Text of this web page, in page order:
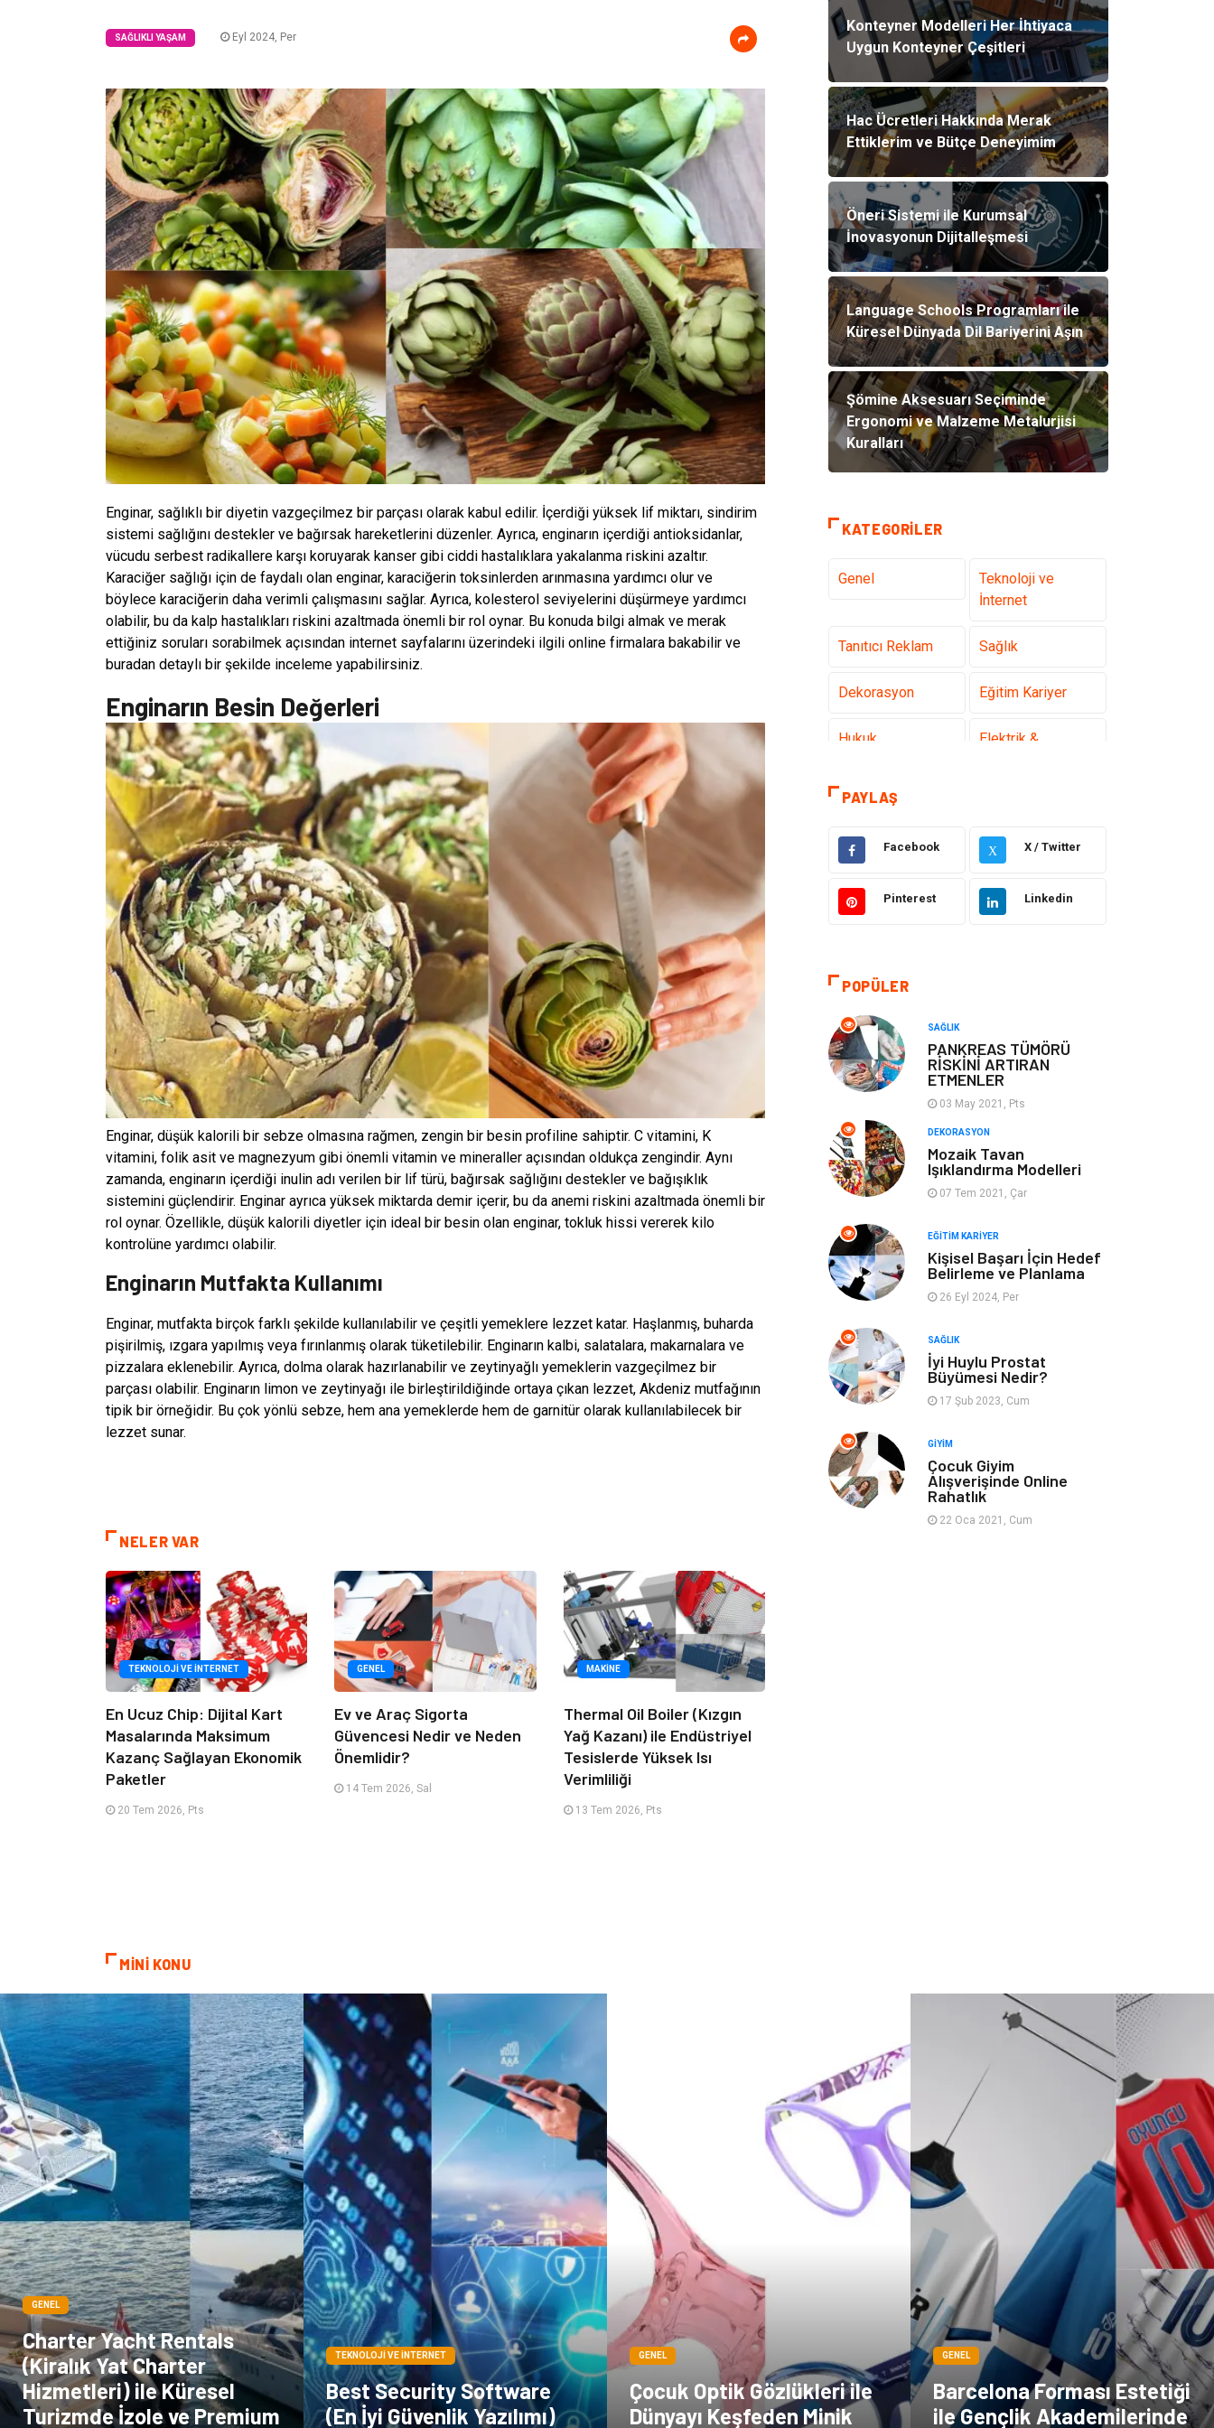
SAĞLIKLI YAŞAM Eyl 2024, Per
Enginar, sağlıklı bir diyetin vazgeçilmez bir parçası olarak kabul edilir. İçerdiği yüksek lif miktarı, sindirim
sistemi sağlığını destekler ve bağırsak hareketlerini düzenler. Ayrıca, enginarın içerdiği antioksidanlar,
vücudu serbest radikallere karşı koruyarak kanser gibi ciddi hastalıklara yakalanma riskini azaltır.
Karaciğer sağlığı için de faydalı olan enginar, karaciğerin toksinlerden arınmasına yardımcı olur ve
böylece karaciğerin daha verimli çalışmasını sağlar. Ayrıca, kolesterol seviyelerini düşürmeye yardımcı
olabilir, bu da kalp hastalıkları riskini azaltmada önemli bir rol oynar. Bu konuda bilgi almak ve merak
ettiğiniz soruları sorabilmek açısından internet sayfalarını üzerindeki ilgili online firmalara bakabilir ve
buradan detaylı bir şekilde inceleme yapabilirsiniz.
Enginarın Besin Değerleri
Enginar, düşük kalorili bir sebze olmasına rağmen, zengin bir besin profiline sahiptir. C vitamini, K
vitamini, folik asit ve magnezyum gibi önemli vitamin ve mineraller açısından oldukça zengindir. Aynı
zamanda, enginarın içerdiği inulin adı verilen bir lif türü, bağırsak sağlığını destekler ve bağışıklık
sistemini güçlendirir. Enginar ayrıca yüksek miktarda demir içerir, bu da anemi riskini azaltmada önemli bir
rol oynar. Özellikle, düşük kalorili diyetler için ideal bir besin olan enginar, tokluk hissi vererek kilo
kontrolüne yardımcı olabilir.
Enginarın Mutfakta Kullanımı
Enginar, mutfakta birçok farklı şekilde kullanılabilir ve çeşitli yemeklere lezzet katar. Haşlanmış, buharda
pişirilmiş, ızgara yapılmış veya fırınlanmış olarak tüketilebilir. Enginarın kalbi, salatalara, makarnalara ve
pizzalara eklenebilir. Ayrıca, dolma olarak hazırlanabilir ve zeytinyağlı yemeklerin vazgeçilmez bir
parçası olabilir. Enginarın limon ve zeytinyağı ile birleştirildiğinde ortaya çıkan lezzet, Akdeniz mutfağının
tipik bir örneğidir. Bu çok yönlü sebze, hem ana yemeklerde hem de garnitür olarak kullanılabilecek bir
lezzet sunar.
NELER VAR
TEKNOLOJI VE İNTERNET
En Ucuz Chip: Dijital Kart
Masalarında Maksimum
Kazanç Sağlayan Ekonomik
Paketler
20 Tem 2026, Pts
GENEL
Ev ve Araç Sigorta
Güvencesi Nedir ve Neden
Önemlidir?
14 Tem 2026, Sal
MAKINE
Thermal Oil Boiler (Kızgın
Yağ Kazanı) ile Endüstriyel
Tesislerde Yüksek Isı
Verimliliği
13 Tem 2026, Pts
Konteyner Modelleri Her İhtiyaca
Uygun Konteyner Çeşitleri
Hac Ücretleri Hakkında Merak
Ettiklerim ve Bütçe Deneyimim
Öneri Sistemi ile Kurumsal
İnovasyonun Dijitalleşmesi
Language Schools Programları ile
Küresel Dünyada Dil Bariyerini Aşın
Şömine Aksesuarı Seçiminde
Ergonomi ve Malzeme Metalurjisi
Kuralları
KATEGORILER
Genel
Teknoloji ve
İnternet
Tanıtıcı Reklam Sağlık
Dekorasyon Eğitim Kariyer
Hukuk
Elektrik &
Giyim
Güzellik Bakım Gıda
Otomotiv Sağlıklı Yaşam
Moda
Anne Çocuk Emlak
Genel Kültür
Mobilya
Gençlik ve
Eğlence
Ev işleri Astroloji
Sigorta Spor Malzemeleri
Bebek Giyim İnternet
Kına Gecesi
Restaurant Gayrimenkul
PAYLAŞ
Facebook X X / Twitter
Pinterest Linkedin
POPÜLER
SAĞLIK
PANKREAS TÜMÖRÜ
RİSKİNİ ARTIRAN
ETMENLER
03 May 2021, Pts
DEKORASYON
Mozaik Tavan
Işıklandırma Modelleri
07 Tem 2021, Çar
EĞITIM KARIYER
Kişisel Başarı İçin Hedef
Belirleme ve Planlama
26 Eyl 2024, Per
SAĞLIK
İyi Huylu Prostat
Büyümesi Nedir?
17 Şub 2023, Cum
GIYIM
Çocuk Giyim
Alışverişinde Online
Rahatlık
22 Oca 2021, Cum
MİNİ KONU
GENEL
Charter Yacht Rentals
(Kiralık Yat Charter
Hizmetleri) ile Küresel
Turizmde İzole ve Premium
TEKNOLOJI VE İNTERNET
Best Security Software
(En İyi Güvenlik Yazılımı)
GENEL
Çocuk Optik Gözlükleri ile
Dünyayı Keşfeden Minik
GENEL
Barcelona Forması Estetiği
ile Gençlik Akademilerinde